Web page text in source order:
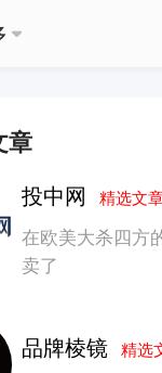
章
投中网精选文
在欧美大杀四方
卖了
品牌棱镜精选